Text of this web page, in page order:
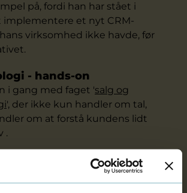
på, fordi han har stået i
implementere et nyt CRM-
virksomhed ikke havde, før
- hands-on
i gang med faget 'salg og
', der ikke kun handler om tal,
om at forstå kundens lidt
.
folk bedre og målrette min
Det er vigtigt at vide,